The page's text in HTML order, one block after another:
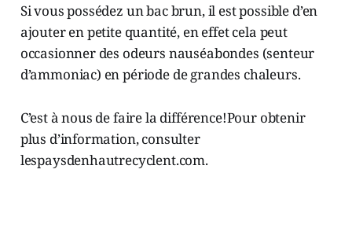
Si vous possédez un bac brun, il est possible d’en
ajouter en petite quantité, en effet cela peut
occasionner des odeurs nauséabondes (senteur
d’ammoniac) en période de grandes chaleurs.
C’est à nous de faire la différence!Pour obtenir
plus d’information, consulter
lespaysdenhautrecyclent.com.